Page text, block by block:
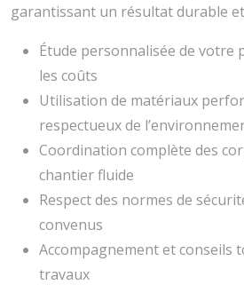
garantissant un résultat durable
Étude personnalisée de
les coûts
Utilisation de matériaux
respectueux de
Coordination complète des
chantier fluide
Respect des normes de
convenus
Accompagnement et conseils
travaux